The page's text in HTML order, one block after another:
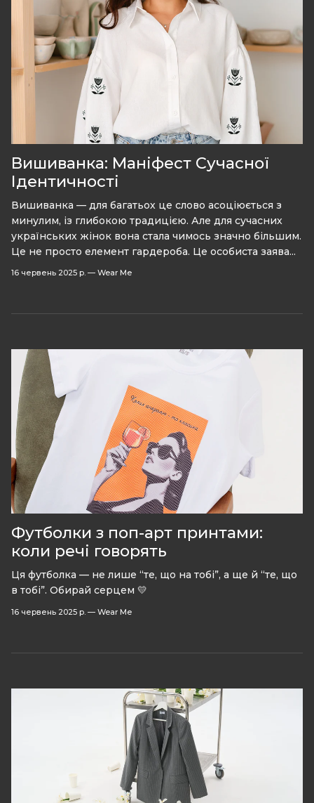
Вишиванка: Маніфест Сучасної
Ідентичності
Вишиванка — для багатьох це слово асоціюється з
минулим, із глибокою традицією. Але для сучасних
українських жінок вона стала чимось значно більшим.
Це не просто елемент гардероба. Це особиста заява...
16 червень 2025 р. — Wear Me
Футболки з поп-арт принтами:
коли речі говорять
Ця футболка — не лише “те, що на тобі”, а ще й “те, що
в тобі”. Обирай серцем 💛
16 червень 2025 р. — Wear Me